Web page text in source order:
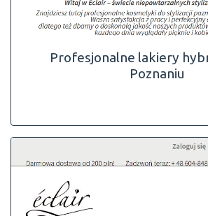
Profesjonalne lakiery
Poznaniu